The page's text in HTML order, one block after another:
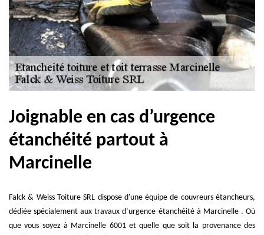
Joignable en cas d’urgence
étanchéité partout à
Marcinelle
Falck & Weiss Toiture SRL dispose d'une équipe de couvreurs étancheurs,
dédiée spécialement aux travaux d’urgence étanchéité à Marcinelle . Où
que vous soyez à Marcinelle 6001 et quelle que soit la provenance des